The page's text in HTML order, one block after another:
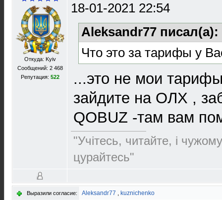
Откуда: Kyiv
Сообщений: 2 468
Репутация: 522
18-01-2021 22:54
Aleksandr77 писал(а):
Что это за тарифы у
...это не мои
зайдите на ОЛХ ,
QOBUZ -там вам
"Учітесь, читайте, і
цурайтесь"
Выразили согласие: Aleksandr77 , kuznichenko